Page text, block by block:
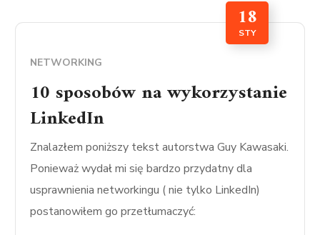
18
STY
NETWORKING
10 sposobów na wykorzystanie
LinkedIn
Znalazłem poniższy tekst autorstwa Guy Kawasaki.
Ponieważ wydał mi się bardzo przydatny dla
usprawnienia networkingu ( nie tylko LinkedIn)
postanowiłem go przetłumaczyć: